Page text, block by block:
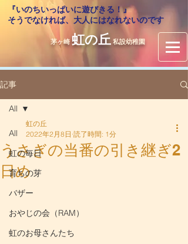
『いのちいっぱいに遊びきる！』
​そうでなければ、大人にはなれないのです
茅ヶ崎 虹の丘 私設幼稚園
記事
All
虹の毎日
育ちの芽
バザー
おやじの会（RAM）
虹のお母さんたち
All
うさぎの当番の引き継ぎ2
日め
虹の丘
2022年2月8日 読了時間: 1分